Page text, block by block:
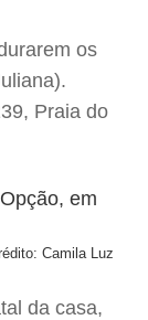
os
Praia do
Camila Luz
da casa,